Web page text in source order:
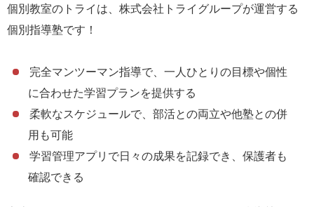
個別教室のトライは、株式会社トライグループが運営する
個別指導塾です！
完全マンツーマン指導で、一人ひとりの目標や個性
に合わせた学習プランを提供する
柔軟なスケジュールで、部活との両立や他塾との併
用も可能
学習管理アプリで日々の成果を記録でき、保護者も
確認できる